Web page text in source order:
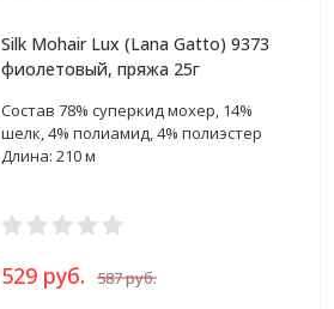
Silk Mohair Lux (Lana Gatto) 9373
фиолетовый, пряжа 25г
Состав 78% суперкид мохер, 14%
шелк, 4% полиамид, 4% полиэстер
Длина: 210 м
529 руб. 587 руб.